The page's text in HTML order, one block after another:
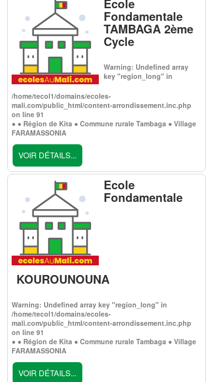
Ecole
Fondamentale
TAMBAGA 2ème
Cycle
Warning: Undefined array
key "region_long" in
/home/tecol1/domains/ecoles-
mali.com/public_html/content-arrondissement.inc.php
on line 91
● ● Région de Kita ● Commune rurale Tambaga ● Village
FARAMASSONIA
VOIR DÉTAILS...
Ecole
Fondamentale
KOUROUNOUNA
Warning: Undefined array key "region_long" in
/home/tecol1/domains/ecoles-
mali.com/public_html/content-arrondissement.inc.php
on line 91
● ● Région de Kita ● Commune rurale Tambaga ● Village
FARAMASSONIA
VOIR DÉTAILS...